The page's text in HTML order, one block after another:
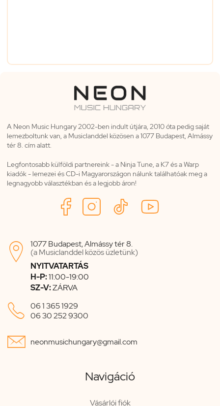
A Neon Music Hungary 2002-ben indult útjára, 2010 óta pedig saját
lemezboltunk van, a Musiclanddel közösen a 1077 Budapest, Almássy
tér 8. cím alatt.
Legfontosabb külföldi partnereink - a Ninja Tune, a K7 és a Warp
kiadók - lemezei és CD-i Magyarországon nálunk találhatóak meg a
legnagyobb választékban és a legjobb áron!

1077 Budapest, Almássy tér 8.
(a Musiclanddel közös üzletünk)
NYITVATARTÁS
H-P:11:00-19:00
SZ-V:ZÁRVA
 06 1 365 1929
06 30 252 9300
 neonmusichungary@gmail.com
Navigáció
Vásárlói fiók